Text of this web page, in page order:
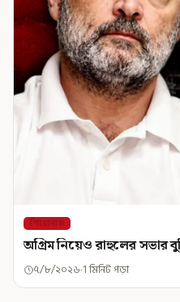
শিরোনাম
অগ্রিম নিয়েও রাহুলের সভার
৭/৮/২০২৬ 1 মিনিট পড়া